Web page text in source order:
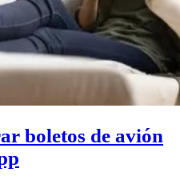
boletos de avión